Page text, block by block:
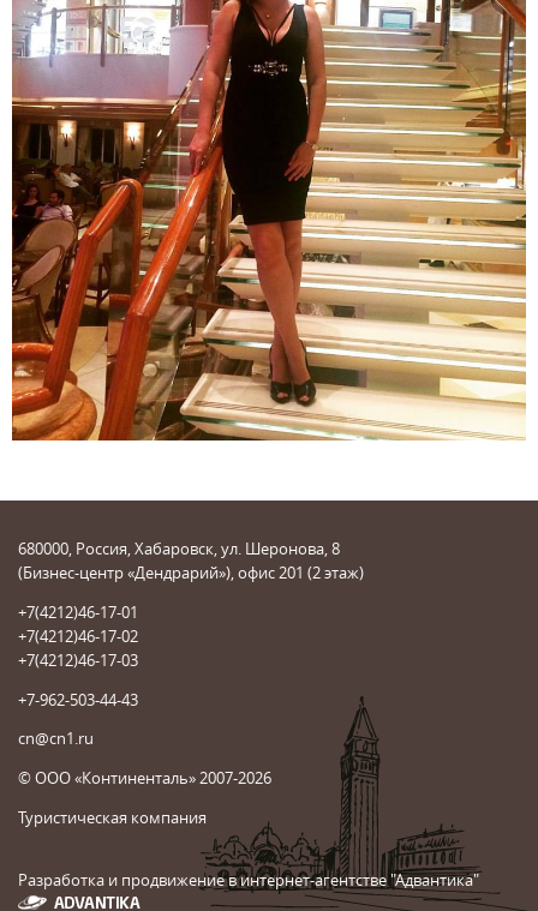
680000, Россия, Хабаровск, ул. Шеронова, 8
(Бизнес-центр «Дендрарий»), офис 201 (2 этаж)
+7(4212)46-17-01
+7(4212)46-17-02
+7(4212)46-17-03
+7-962-503-44-43
cn@cn1.ru
© ООО «Континенталь» 2007-2026
Туристическая компания
Разработка и продвижение в интернет-агентстве "Адвантика"